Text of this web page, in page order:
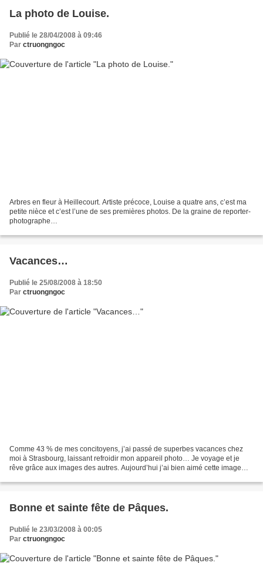
La photo de Louise.
Publié le 28/04/2008 à 09:46
Par ctruongngoc
Arbres en fleur à Heillecourt. Artiste précoce, Louise a quatre ans, c’est ma
petite nièce et c’est l’une de ses premières photos. De la graine de reporter-
photographe…
Vacances…
Publié le 25/08/2008 à 18:50
Par ctruongngoc
Comme 43 % de mes concitoyens, j’ai passé de superbes vacances chez
moi à Strasbourg, laissant refroidir mon appareil photo… Je voyage et je
rêve grâce aux images des autres. Aujourd’hui j’ai bien aimé cette image
Bonne et sainte fête de Pâques.
Publié le 23/03/2008 à 00:05
Par ctruongngoc